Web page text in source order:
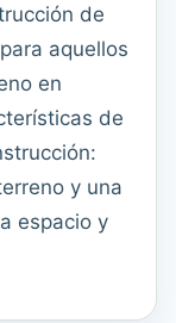
de
aquellos
en
de
y una
espacio y